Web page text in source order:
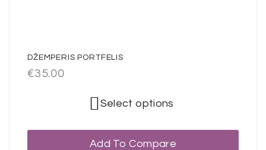
DŽEMPERIS PORTFELIS
€35.00
Select options
Add To Compare